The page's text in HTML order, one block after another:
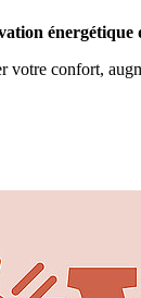
énergétique
votre confort,